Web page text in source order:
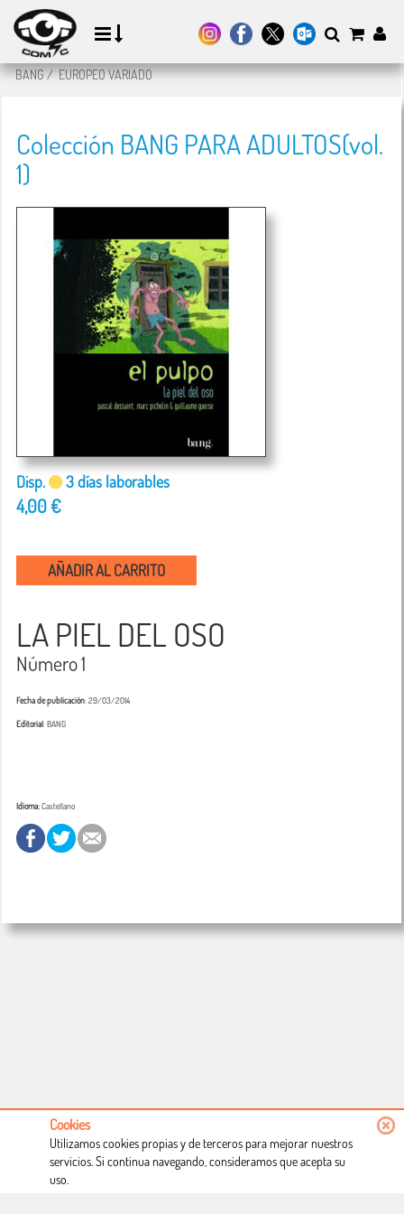
BANG/EUROPEO VARIADO
Colección BANG PARA ADULTOS(vol.
1)
Disp. 3 días laborables
4,00 €
AÑADIR AL CARRITO
LA PIEL DEL OSO
Número 1
Fecha de publicación: 29/03/2014
Editorial: BANG
Idioma:Castellano
Condiciones de uso
Cookies
Utilizamos cookies propias y de terceros para mejorar nuestros
servicios. Si continua navegando, consideramos que acepta su
uso.